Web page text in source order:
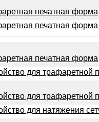
печатная форма
печатная
печатная форма
для трафаретной
для трафаретной
для натяжения